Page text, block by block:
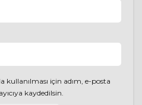
için adım, e-posta
kaydedilsin.